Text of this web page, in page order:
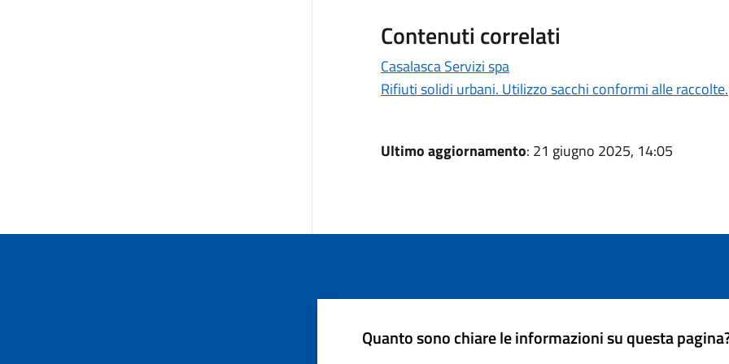
Contenuti correlati
Casalasca Servizi spa
Rifiuti solidi urbani. Utilizzo sacchi conformi alle raccolte.
Ultimo aggiornamento: 21 giugno 2025, 14:05
Quanto sono chiare le informazioni su questa